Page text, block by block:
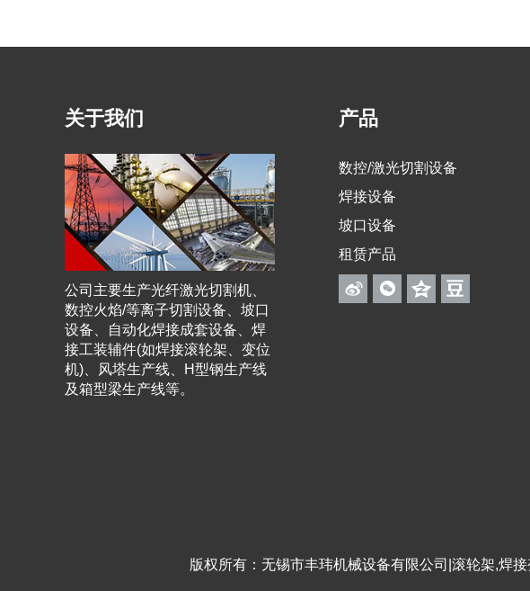
关于我们
公司主要生产光纤激光切割机、
数控火焰/等离子切割设备、坡口
设备、自动化焊接成套设备、焊
接工装辅件(如焊接滚轮架、变位
机)、风塔生产线、H型钢生产线
及箱型梁生产线等。
产品
数控/激光切割设备
焊接设备
坡口设备
租赁产品
版权所有：无锡市丰玮机械设备有限公司|滚轮架,焊